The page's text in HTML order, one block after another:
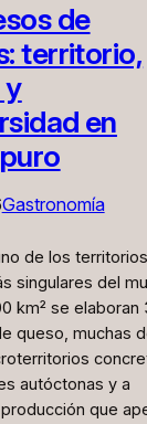
de
territorio,
y
en
Gastronomía
de los territorios
singulares del
km² se elaboran
queso, muchas
autóctonas y a
que